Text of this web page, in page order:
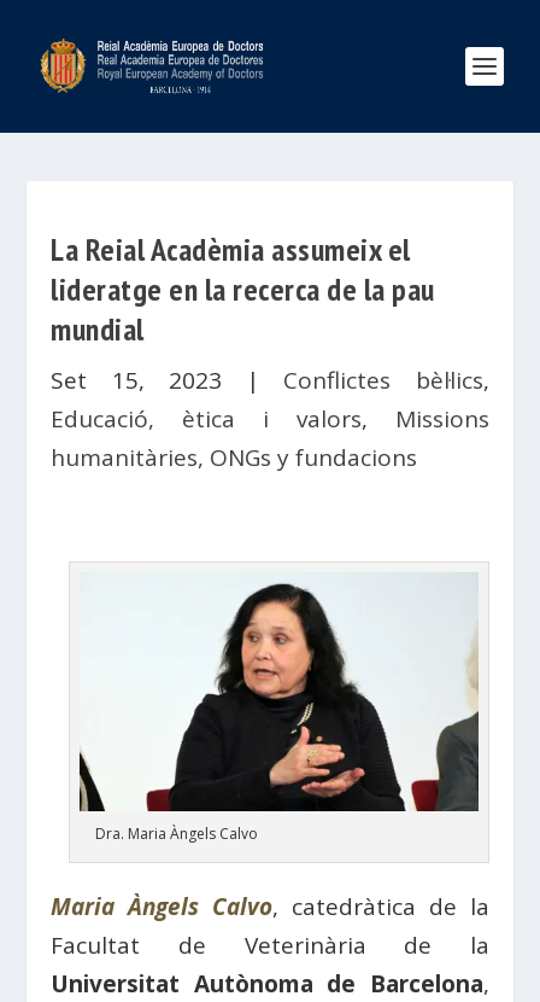
La Reial Acadèmia assumeix el
lideratge en la recerca de la pau
mundial
Set 15, 2023 | Conflictes bèl·lics,
Educació, ètica i valors, Missions
humanitàries, ONGs y fundacions
Dra. Maria Àngels Calvo
Maria Àngels Calvo, catedràtica de la
Facultat de Veterinària de la
Universitat Autònoma de Barcelona,